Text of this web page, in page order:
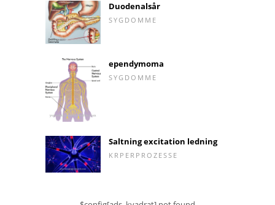
Duodenalsår
SYGDOMME
ependymoma
SYGDOMME
Saltning excitation ledning
KRPERPROZESSE